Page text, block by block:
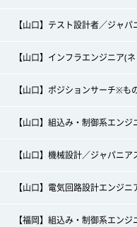
【山口】テスト設計者／ジャ
【山口】インフラエンジニア(
【山口】ポジションサーチ※
【山口】組込み・制御系エン
【山口】機械設計／ジャパニ
【山口】電気回路設計エンジ
【福岡】組込み・制御系エン